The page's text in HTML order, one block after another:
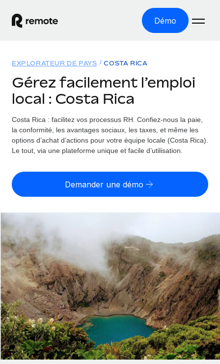
Démo
EMPLOI À L’INTERNATIONAL
Paie multipays
Gérez la paie facilement et en toute conformité
Employer of record
entités
Gestion des freelances
Intégrez et gérez vos freelances partout dans le monde
PEO
Sous-traitez les opérations complexes liées à l’emploi
INFRASTRUCTURE
Intégration Remote
Intégrez vos RH aux flux de travail en toute simplicité
Plateforme
Des fonctions RH clés intégrées pour votre équipe
Solutions
COUVERTURE MONDIALE
Explorateur de pays
Toutes les informations sur l’emploi à l’international,
Explorateur des États-Unis (par État)
Simplifiez l’embauche à travers les différents États des
Examinez notre service par rapport aux autres
CROISSANCE
Start-ups
Des solutions agiles et internationales pour les RH et la
paie des entreprises en pleine croissance
Entreprises intermédiaires
Développez vos équipes avec des solutions RH sur
mesure
Ressources
OUTILS & CALCULATEURS
Évaluez le risque de requalification de contrat par pays
Calculateur de paiement des freelances
Découvrez les devises disponibles et les vitesses de
paiement pour vos freelances internationaux
APPRENDRE AVEC REMOTE
Recherche et guides
Études de cas
Tarification
English
Nederlands
Français
Deutsch
Español
Italiano
Português (Portugal)
Connexion
EXPLORATEUR DE PAYS COSTA RICA
Gérez facilement l’emploi
local : Costa Rica
Costa Rica : facilitez vos processus RH. Confiez-nous la paie,
la conformité, les avantages sociaux, les taxes, et même les
options d’achat d’actions pour votre équipe locale (Costa Rica).
Le tout, via une plateforme unique et facile d’utilisation.
Demander une démo